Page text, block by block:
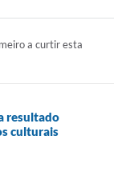
a curtir esta
resultado
culturais